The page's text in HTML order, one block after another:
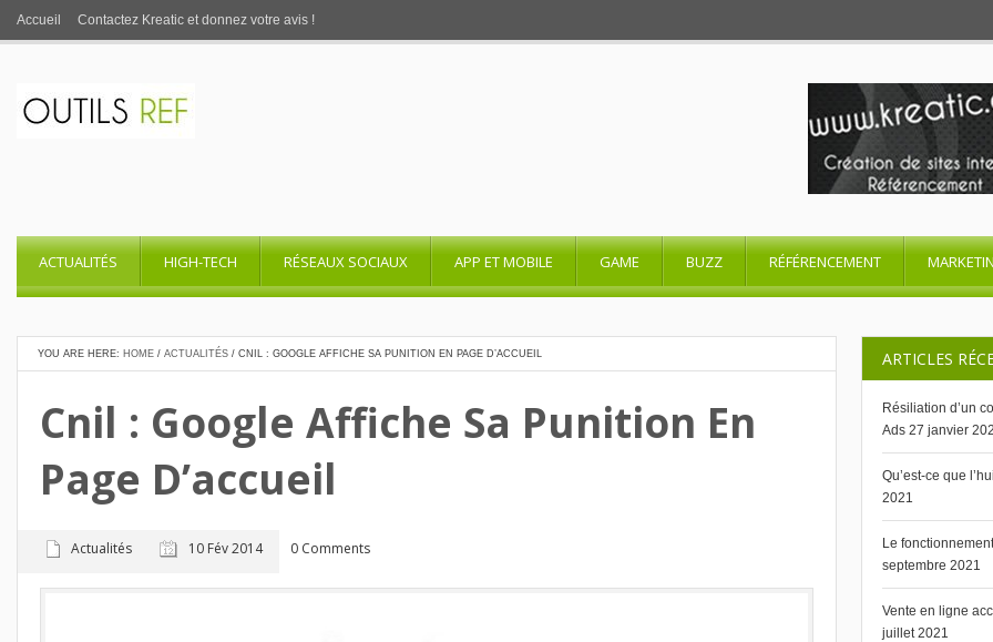
Accueil Contactez Kreatic et donnez votre avis !
ACTUALITÉS HIGH-TECH RÉSEAUX SOCIAUX APP ET MOBILE GAME BUZZ RÉFÉRENCEMENT
ARTICLES
Résiliation d’un
Ads 27 janvier
Qu’est-ce que
2021
Le
septembre 2021
Vente en ligne
juillet 2021
YOU ARE HERE: HOME / ACTUALITÉS / CNIL : GOOGLE AFFICHE SA PUNITION EN PAGE D’ACCUEIL
Cnil : Google Affiche Sa Punition En
Page D’accueil
Actualités 10 Fév 2014 0 Comments